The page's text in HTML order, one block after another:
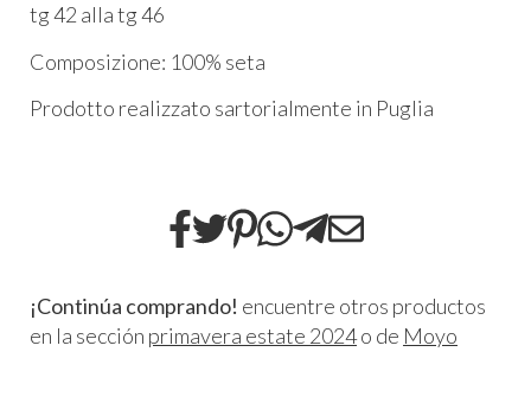
tg 42 alla tg 46
Composizione: 100% seta
Prodotto realizzato sartorialmente in Puglia
¡Continúa comprando! encuentre otros productos
en la sección primavera estate 2024o de Moyo